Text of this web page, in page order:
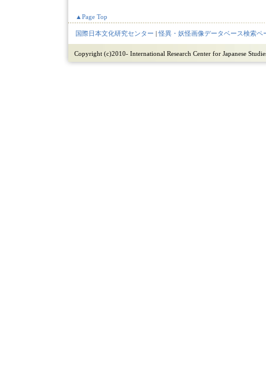
▲Page Top
国際日本文化研究センター |怪異・妖怪画像データベース検索ペ
Copyright (c)2010- International Research Center for Japanese